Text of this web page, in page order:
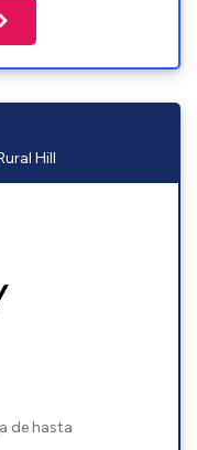
Hill
de hasta